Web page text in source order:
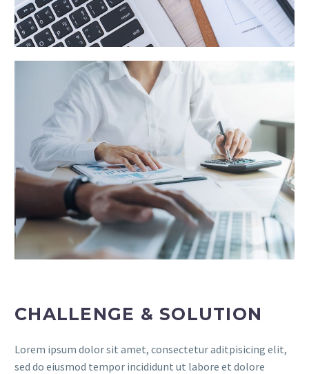
CHALLENGE & SOLUTION
Lorem ipsum dolor sit amet, consectetur aditpisicing elit,
sed do eiusmod tempor incididunt ut labore et dolore